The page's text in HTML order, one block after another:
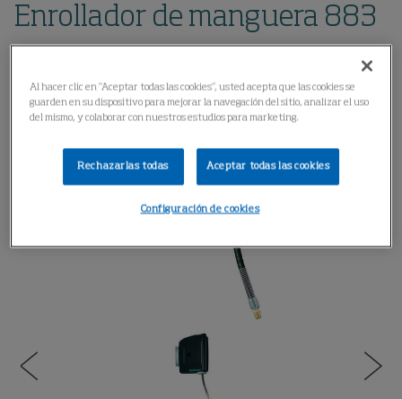
Enrollador de manguera 883
Al hacer clic en “Aceptar todas las cookies”, usted acepta que las cookies se
guarden en su dispositivo para mejorar la navegación del sitio, analizar el uso
del mismo, y colaborar con nuestros estudios para marketing.
Rechazarlas todas Aceptar todas las cookies
Configuración de cookies